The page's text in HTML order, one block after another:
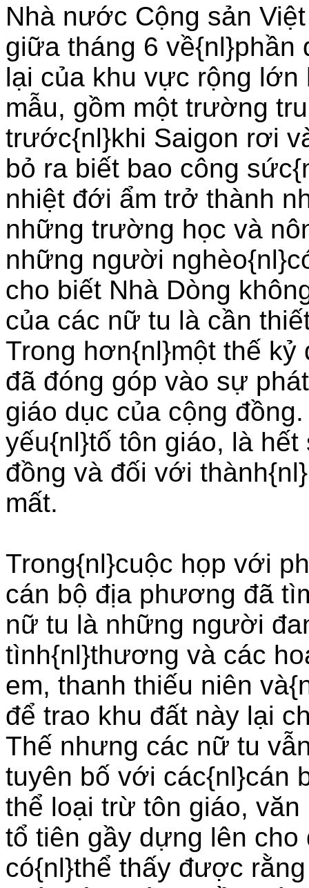
Nhà nước Cộng sản
giữa tháng 6 về{nl}phần
lại của khu vực rộng
mẫu, gồm một trường
trước{nl}khi Saigon rơi
bỏ ra biết bao công
nhiệt đới ẩm trở thành
những trường học và
những người
cho biết Nhà Dòng
của các nữ tu là cần
Trong hơn{nl}một thế
đã đóng góp vào sự
giáo dục của cộng
yếu{nl}tố tôn giáo, là
đồng và đối với
mất.
Trong{nl}cuộc họp với
cán bộ địa phương đã
nữ tu là những người
tình{nl}thương và các
em, thanh thiếu niên
để trao khu đất này lại
Thế nhưng các nữ tu
tuyên bố với các{nl}cán
thể loại trừ tôn giáo,
tổ tiên gầy dựng lên
có{nl}thể thấy được